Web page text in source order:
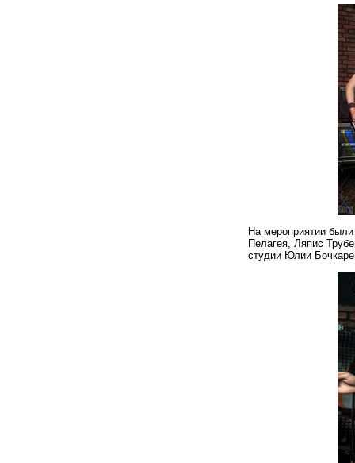
На мероприятии
Пелагея, Ляпис
студии Юлии